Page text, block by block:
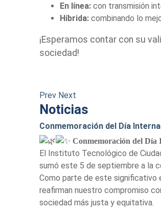
En línea: con transmisión
Híbrida: combinando lo
¡Esperamos contar con su
sociedad!
Prev Next
Noticias
Conmemoración del Día
Conmemoración del Día
El Instituto Tecnológico de
sumó este 5 de septiembre a la
Como parte de este significativo
reafirman nuestro compromiso
sociedad más justa y equitativa.